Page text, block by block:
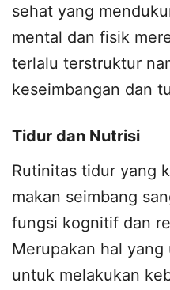
sehat yang
mental dan fisik
terlalu terstruktur
keseimbangan dan
Tidur dan Nutrisi
Rutinitas tidur yang
makan seimbang
fungsi kognitif dan
Merupakan hal yang
untuk melakukan